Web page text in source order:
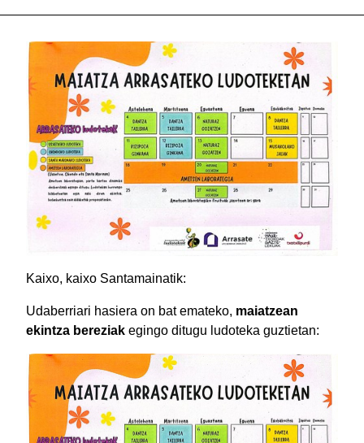
Kaixo, kaixo Santamainatik:
Udaberriari hasiera on bat emateko, maiatzean
ekintza bereziak egingo ditugu ludoteka guztietan: